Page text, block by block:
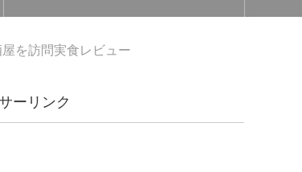
を訪問実食レビュー
ーリンク